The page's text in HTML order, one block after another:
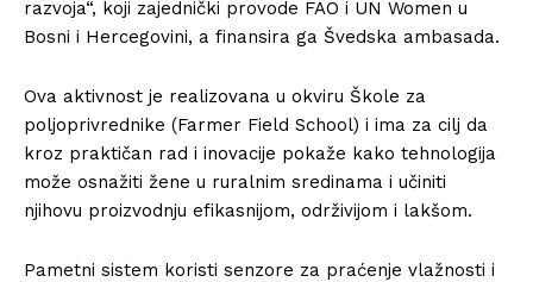
razvoja“, koji zajednički provode FAO i UN Women u
Bosni i Hercegovini, a finansira ga Švedska ambasada.
Ova aktivnost je realizovana u okviru Škole za
poljoprivrednike (Farmer Field School) i ima za cilj da
kroz praktičan rad i inovacije pokaže kako tehnologija
može osnažiti žene u ruralnim sredinama i učiniti
njihovu proizvodnju efikasnijom, održivijom i lakšom.
Pametni sistem koristi senzore za praćenje vlažnosti i